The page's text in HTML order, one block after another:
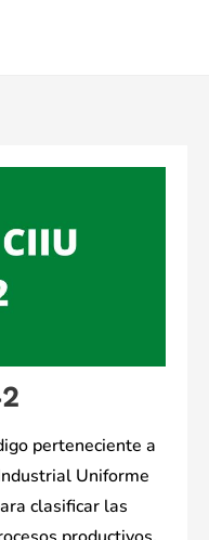
perteneciente a
Uniforme
clasificar las